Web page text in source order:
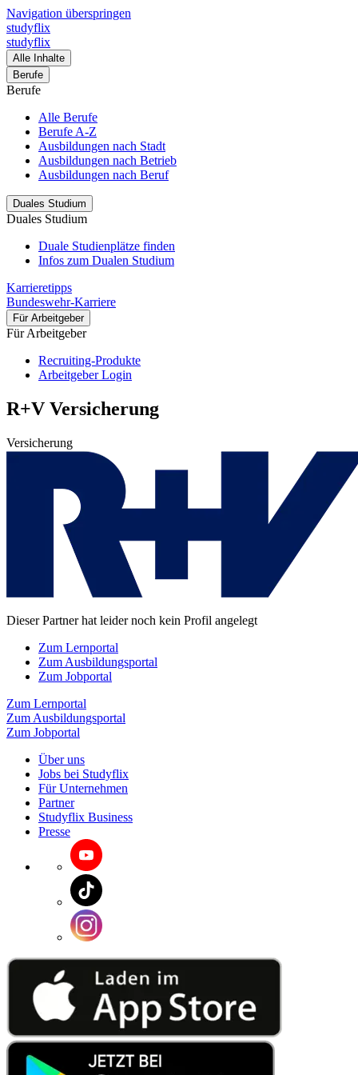
Navigation überspringen
studyflix
studyflix
Alle Inhalte
Berufe
Berufe
Alle Berufe
Berufe A-Z
Ausbildungen nach Stadt
Ausbildungen nach Betrieb
Ausbildungen nach Beruf
Duales Studium
Duales Studium
Duale Studienplätze finden
Infos zum Dualen Studium
Karrieretipps
Bundeswehr-Karriere
Für Arbeitgeber
Für Arbeitgeber
Recruiting-Produkte
Arbeitgeber Login
R+V Versicherung
Versicherung
Dieser Partner hat leider noch kein Profil angelegt
Zum Lernportal
Zum Ausbildungsportal
Zum Jobportal
Zum Lernportal
Zum Ausbildungsportal
Zum Jobportal
Über uns
Jobs bei Studyflix
Für Unternehmen
Partner
Studyflix Business
Presse